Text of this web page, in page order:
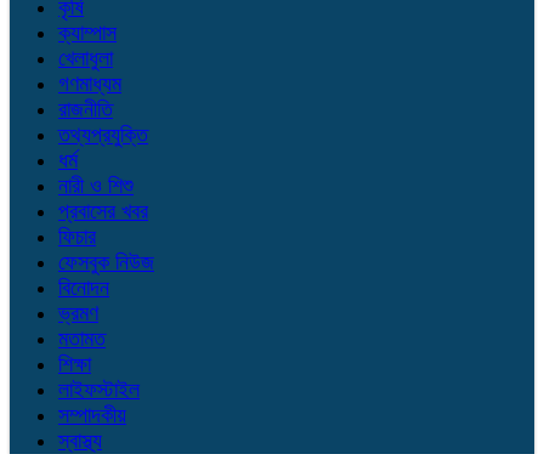
কৃষি
ক্যাম্পাস
খেলাধুলা
গণমাধ্যম
রাজনীতি
তথ্যপ্রযুক্তি
ধর্ম
নারী ও শিশু
প্রবাসের খবর
ফিচার
ফেসবুক নিউজ
বিনোদন
ভ্রমণ
মতামত
শিক্ষা
লাইফস্টাইল
সম্পাদকীয়
স্বাস্থ্য